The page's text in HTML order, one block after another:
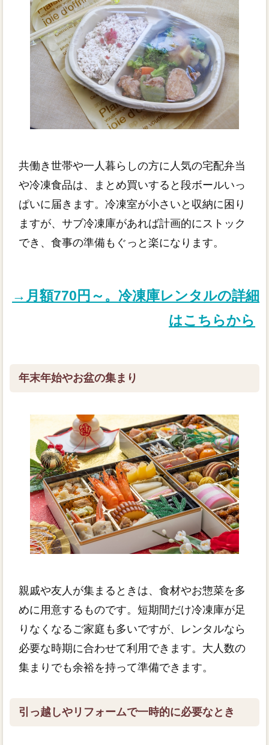
共働き世帯や一人暮らしの方に人気の宅配弁当
や冷凍食品は、まとめ買いすると段ボールいっ
ぱいに届きます。冷凍室が小さいと収納に困り
ますが、サブ冷凍庫があれば計画的にストック
でき、食事の準備もぐっと楽になります。
→月額770円～。冷凍庫レンタルの詳細
はこちらから
年末年始やお盆の集まり
親戚や友人が集まるときは、食材やお惣菜を多
めに用意するものです。短期間だけ冷凍庫が足
りなくなるご家庭も多いですが、レンタルなら
必要な時期に合わせて利用できます。大人数の
集まりでも余裕を持って準備できます。
引っ越しやリフォームで一時的に必要なとき